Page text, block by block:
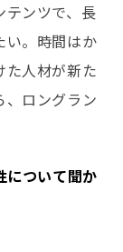
テンツで、長
い。時間はか
た人材が新た
、ロングラン
について聞か